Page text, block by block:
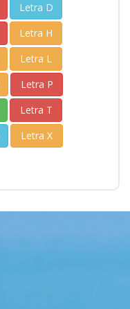
Letra D
Letra H
Letra L
Letra P
Letra T
Letra X